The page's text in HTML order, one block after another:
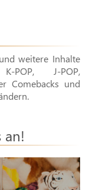
weitere Inhalte
K-POP, J-POP,
Comebacks und
an!